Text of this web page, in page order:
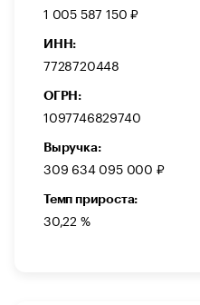
1 005 587 150 ₽
ИНН:
7728720448
ОГРН:
1097746829740
Выручка:
309 634 095 000 ₽
Темп прироста:
30,22 %